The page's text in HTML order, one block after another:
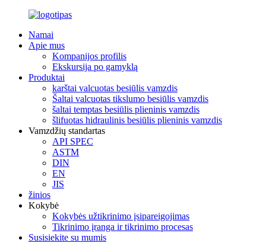
Namai
Apie mus
Kompanijos profilis
Ekskursija po gamyklą
Produktai
karštai valcuotas besiūlis vamzdis
Šaltai valcuotas tikslumo besiūlis vamzdis
šaltai temptas besiūlis plieninis vamzdis
šlifuotas hidraulinis besiūlis plieninis vamzdis
Vamzdžių standartas
API SPEC
ASTM
DIN
EN
JIS
žinios
Kokybė
Kokybės užtikrinimo įsipareigojimas
Tikrinimo įranga ir tikrinimo procesas
Susisiekite su mumis